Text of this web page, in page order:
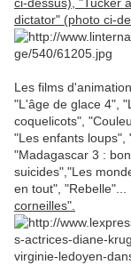
dictator" (photo ci-
Les films
"L'âge de glace 4",
coquelicots",
"Les enfants loups",
"Madagascar 3 :
suicides","Les
en tout", "Rebelle"...
corneilles".